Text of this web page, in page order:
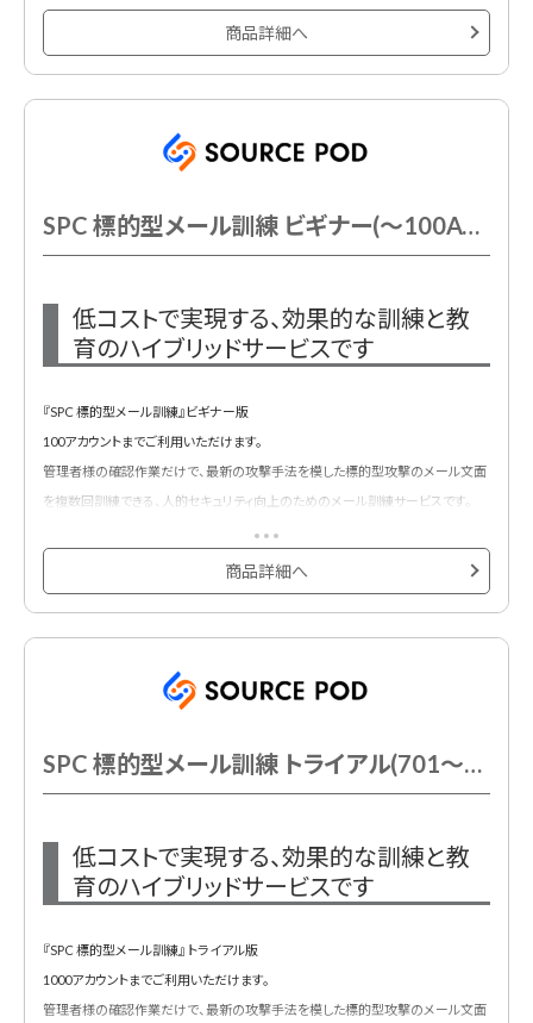
商品詳細へ
SPC 標的型メール訓練 ビギナー(～100AC以下)
低コストで実現する、効果的な訓練と教
育のハイブリッドサービスです
『SPC 標的型メール訓練』ビギナー版
100アカウントまでご利用いただけます。
管理者様の確認作業だけで、最新の攻撃手法を模した標的型攻撃のメール文面
を複数回訓練できる、人的セキュリティ向上のためのメール訓練サービスです。
商品詳細へ
SPC 標的型メール訓練 トライアル(701～1000AC以下)
低コストで実現する、効果的な訓練と教
育のハイブリッドサービスです
『SPC 標的型メール訓練』 トライアル版
1000アカウントまでご利用いただけます。
管理者様の確認作業だけで、最新の攻撃手法を模した標的型攻撃のメール文面